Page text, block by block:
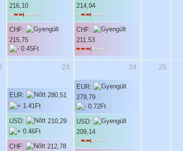
216,10
CHF:
215,75
214,94
CHF:
211,53
23
EUR: 280,51
USD: 210,29
CHF: 212,78
24
EUR:
279,79
USD:
209,14
25